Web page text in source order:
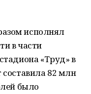
исполнял
в части
«Труд» в
составила 82 млн
было